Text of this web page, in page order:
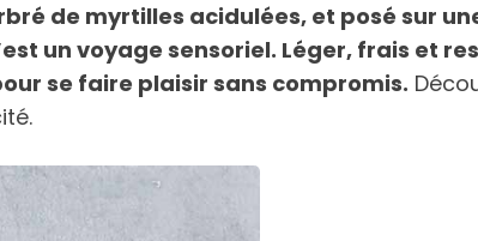
de myrtilles acidulées, et posé sur
un voyage sensoriel. Léger, frais et
se faire plaisir sans compromis.